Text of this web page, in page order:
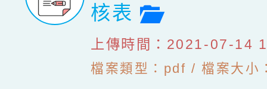
核表
檔案預覽
上傳時間：2021-07-14
檔案類型：pdf / 檔案大小